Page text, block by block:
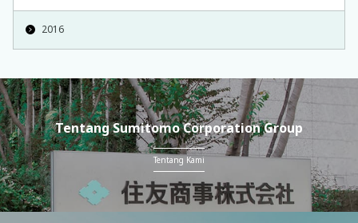
2016
Tentang Sumitomo Corporation Group
Tentang Kami